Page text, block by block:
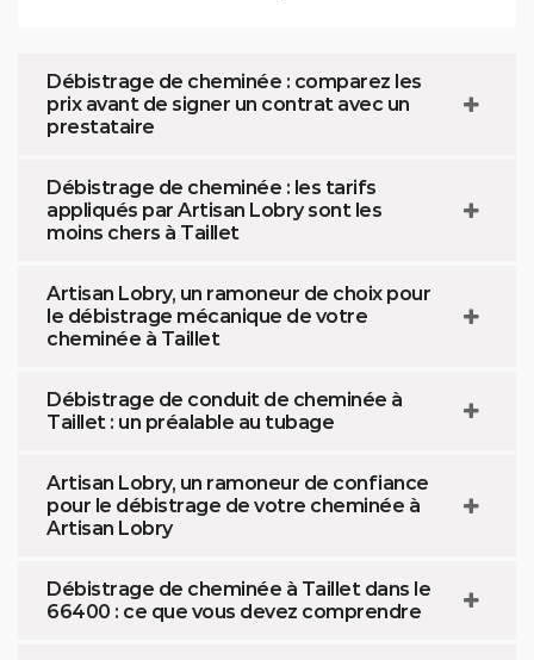
Débistrage de cheminée : comparez les
prix avant de signer un contrat avec un
prestataire
Débistrage de cheminée : les tarifs
appliqués par Artisan Lobry sont les
moins chers à Taillet
Artisan Lobry, un ramoneur de choix pour
le débistrage mécanique de votre
cheminée à Taillet
Débistrage de conduit de cheminée à
Taillet : un préalable au tubage
Artisan Lobry, un ramoneur de confiance
pour le débistrage de votre cheminée à
Artisan Lobry
Débistrage de cheminée à Taillet dans le
66400 : ce que vous devez comprendre